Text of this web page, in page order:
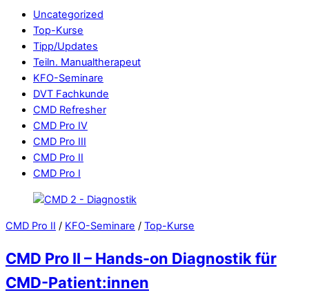
Uncategorized
Top-Kurse
Tipp/Updates
Teiln. Manualtherapeut
KFO-Seminare
DVT Fachkunde
CMD Refresher
CMD Pro IV
CMD Pro III
CMD Pro II
CMD Pro I
CMD Pro II / KFO-Seminare / Top-Kurse
CMD Pro II – Hands-on Diagnostik für
CMD-Patient:innen